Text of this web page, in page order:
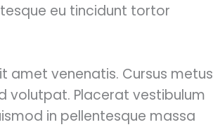
eu tincidunt tortor
amet venenatis. Cursus metus
volutpat. Placerat vestibulum
in pellentesque massa